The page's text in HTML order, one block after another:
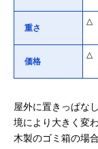
重さ
△
価格
△
屋外に置きっぱな
境により大きく変
木製のゴミ箱の場